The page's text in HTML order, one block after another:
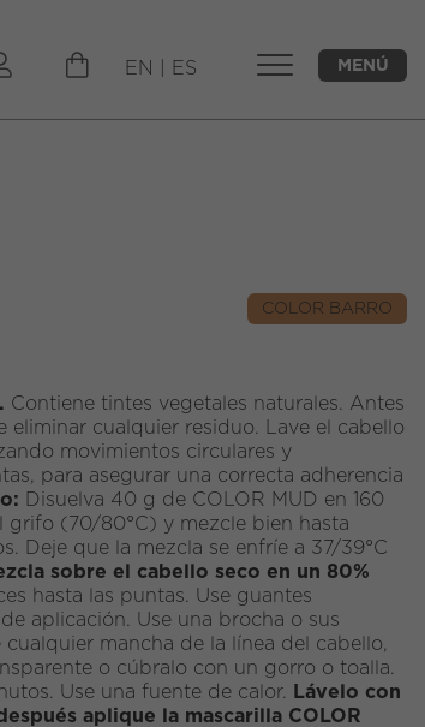
MENÚ
EN ES
COLOR BARRO
Contiene tintes vegetales naturales. Antes
cualquier residuo. Lave el cabello
movimientos circulares y
para asegurar una correcta adherencia
Disuelva 40 g de COLOR MUD en 160
grifo (70/80°C) y mezcle bien hasta
Deje que la mezcla se enfríe a 37/39°C
sobre el cabello seco en un 80%
hasta las puntas. Use guantes
aplicación. Use una brocha o sus
mancha de la línea del cabello,
o cúbralo con un gorro o toalla.
Use una fuente de calor.
Lávelo con
aplique la mascarilla COLOR